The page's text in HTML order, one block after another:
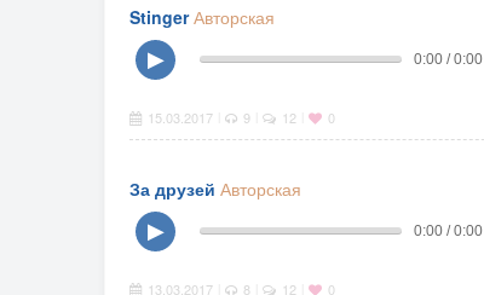
Stinger Авторская
▶
0:00 / 0:00
15.03.2017 9 12 0
За друзей Авторская
▶
0:00 / 0:00
13.03.2017 8 12 0